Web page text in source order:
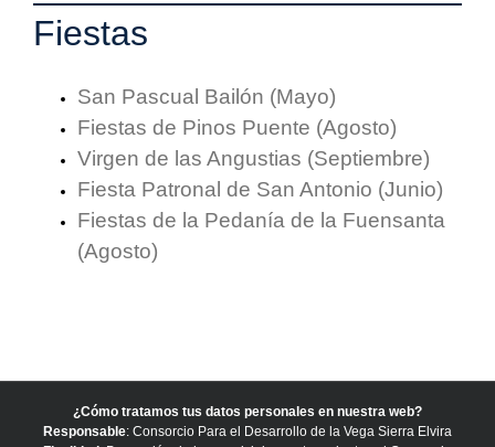
Fiestas
San Pascual Bailón (Mayo)
Fiestas de Pinos Puente (Agosto)
Virgen de las Angustias (Septiembre)
Fiesta Patronal de San Antonio (Junio)
Fiestas de la Pedanía de la Fuensanta
(Agosto)
¿Cómo tratamos tus datos personales en nuestra web?
Responsable: Consorcio Para el Desarrollo de la Vega Sierra Elvira